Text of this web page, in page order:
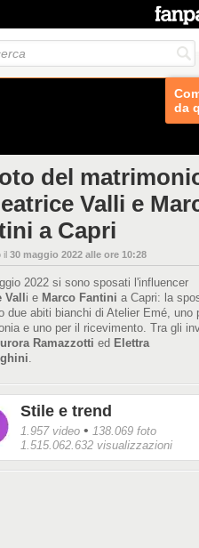
da
del
Valli e
a Capri
il 30 maggio 2022 alle ore 10:28
2022 si sono sposati l'influencer
i e Marco Fantini a Capri: la
due abiti bianchi di Atelier Emé, uno
e uno per il ricevimento. Tra gli
Ramazzotti ed Elettra
.
Stile e trend
1.957 video • 138.069 foto
1.515.062.632 visualizzazioni